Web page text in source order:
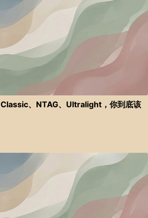
、NTAG、Ultralight，你到底该